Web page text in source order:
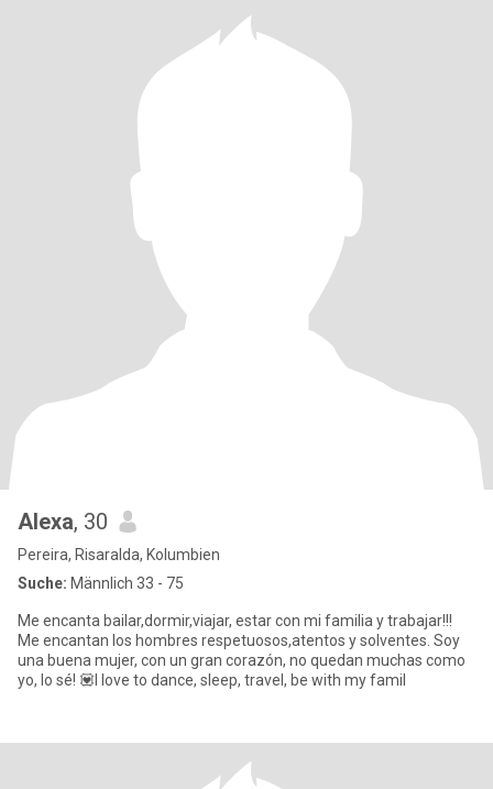
Alexa, 30
Pereira, Risaralda, Kolumbien
Suche: Männlich 33 - 75
Me encanta bailar,dormir,viajar, estar con mi familia y trabajar!!!
Me encantan los hombres respetuosos,atentos y solventes. Soy
una buena mujer, con un gran corazón, no quedan muchas como
yo, lo sé! 💟I love to dance, sleep, travel, be with my famil